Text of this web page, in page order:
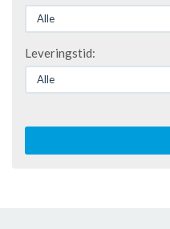
Leveringstid: